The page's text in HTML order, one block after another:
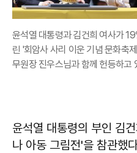
윤석열 대통령과 김건희 여사가
린 '회암사 사리 이운 기념 문화축
무원장 진우스님과 함께 헌등하고
윤석열 대통령의 부인 김
나 아동 그림전'을 참관했